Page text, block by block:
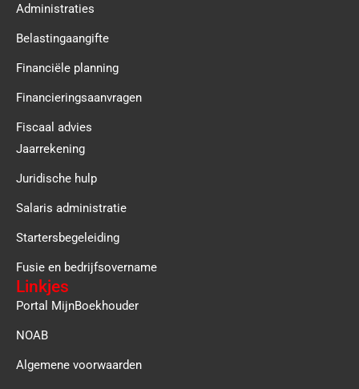
Administraties
Belastingaangifte
Financiële planning
Financieringsaanvragen
Fiscaal advies
Jaarrekening
Juridische hulp
Salaris administratie
Startersbegeleiding
Fusie en bedrijfsovername
Linkjes
Portal MijnBoekhouder
NOAB
Algemene voorwaarden